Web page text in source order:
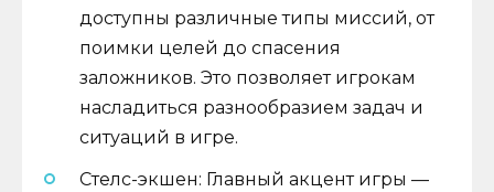
доступны различные типы миссий, от
поимки целей до спасения
заложников. Это позволяет игрокам
насладиться разнообразием задач и
ситуаций в игре.
Стелс-экшен: Главный акцент игры —